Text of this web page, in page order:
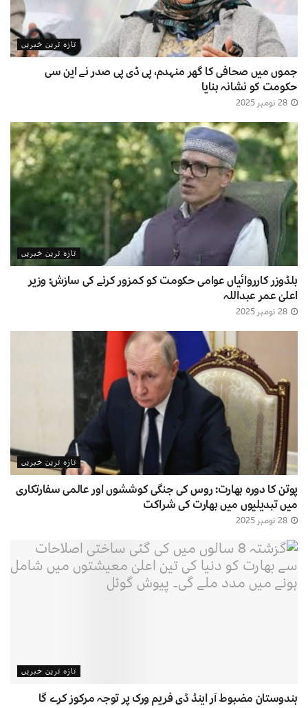
تازہ ترین خبریں
جموں میں صحافی کا گھر منہدم، پی ڈی پی صدر نے این سی
حکومت کو نشانہ بنایا
تازہ ترین خبریں
بلڈوزر کارروائیاں عوامی حکومت کو کمزور کرنے کی سازش: وزیر
اعلیٰ عمر عبداللہ
تازہ ترین خبریں
پوتن کا دورہ بھارت: روس کی جنگی کوششوں اور عالمی سفارتکاری
میں تبدیلیوں میں بھارت کی شراکت
تازہ ترین خبریں
ہندوستان مضبوط آر اینڈ ڈی فریم ورک پر توجہ مرکوز کرے گا